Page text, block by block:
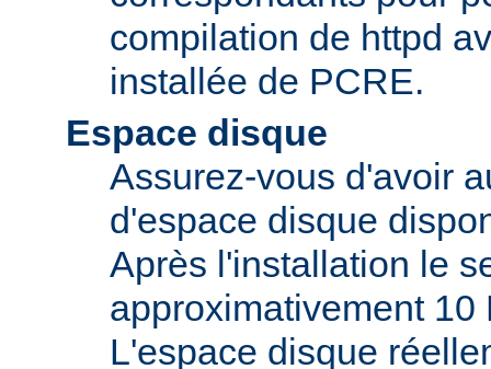
compilation de httpd
installée de PCRE.
Espace disque
Assurez-vous d'avoir
d'espace disque
Après l'installation le
approximativement
L'espace disque